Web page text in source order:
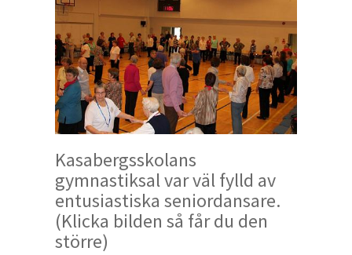
Kasabergsskolans
gymnastiksal var väl fylld av
entusiastiska seniordansare.
(Klicka bilden så får du den
större)